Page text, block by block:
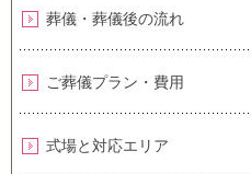
葬儀・葬儀後の流れ
ご葬儀プラン・費用
式場と対応エリア